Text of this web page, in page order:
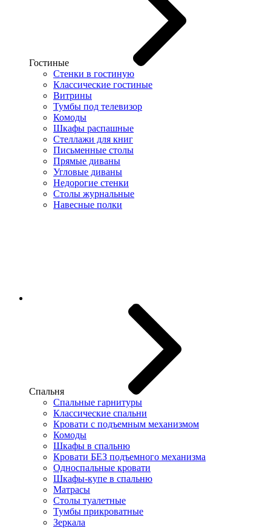
Гостиные
Стенки в гостиную
Классические гостиные
Витрины
Тумбы под телевизор
Комоды
Шкафы распашные
Стеллажи для книг
Письменные столы
Прямые диваны
Угловые диваны
Недорогие стенки
Столы журнальные
Навесные полки
Спальня
Спальные гарнитуры
Классические спальни
Кровати с подъемным механизмом
Комоды
Шкафы в спальню
Кровати БЕЗ подъемного механизма
Односпальные кровати
Шкафы-купе в спальню
Матрасы
Столы туалетные
Тумбы прикроватные
Зеркала